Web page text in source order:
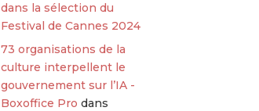
dans la sélection du
Festival de Cannes 2024
73 organisations de la
culture interpellent le
gouvernement sur l’IA -
Boxoffice Pro dans